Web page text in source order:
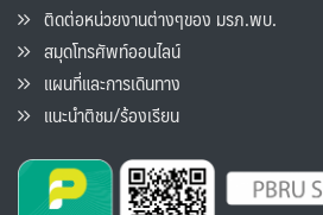
ติดต่อหน่วยงานต่างๆของ มรภ.พบ.
สมุดโทรศัพท์ออนไลน์
แผนที่และการเดินทาง
แนะนำติชม/ร้องเรียน